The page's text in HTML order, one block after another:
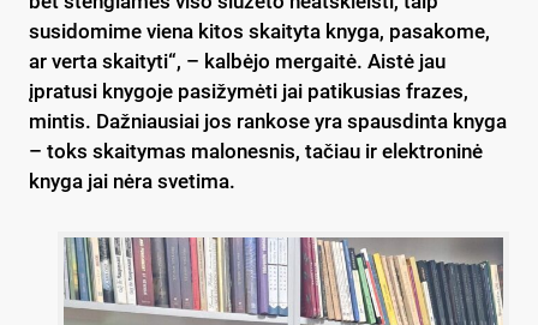
susidomime viena kitos skaityta knyga, pasakome,
ar verta skaityti“, – kalbėjo mergaitė. Aistė jau
įpratusi knygoje pasižymėti jai patikusias frazes,
mintis. Dažniausiai jos rankose yra spausdinta knyga
– toks skaitymas malonesnis, tačiau ir elektroninė
knyga jai nėra svetima.